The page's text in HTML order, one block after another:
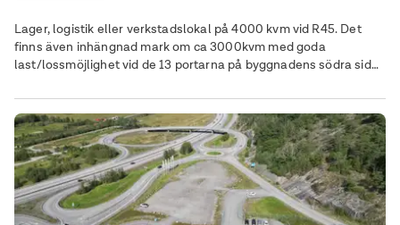
Lager, logistik eller verkstadslokal på 4000 kvm vid R45. Det
finns även inhängnad mark om ca 3000kvm med goda
last/lossmöjlighet vid de 13 portarna på byggnadens södra sida.
ut mot E45 samt ett lertal fungerande traverser med viktspann
2-10 ton. Kontor på 300 kvm samt ett friliggande kontor på 900
kvm.